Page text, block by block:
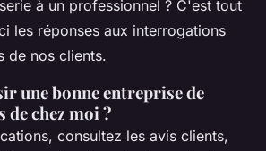
à un professionnel ? C'est tout
les réponses aux interrogations
de nos clients.
une bonne entreprise de
de chez moi ?
consultez les avis clients,